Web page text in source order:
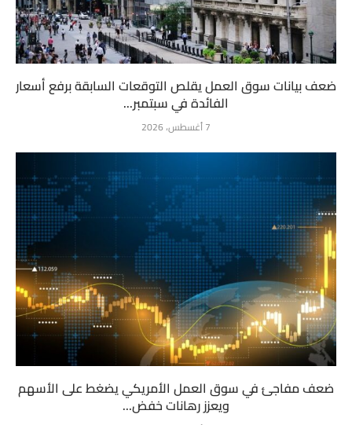
ضعف بيانات سوق العمل يقلص التوقعات السابقة برفع أسعار
الفائدة في سبتمبر...
7 أغسطس، 2026
ضعف مفاجئ في سوق العمل الأمريكي يضغط على الأسهم
ويعزز رهانات خفض...